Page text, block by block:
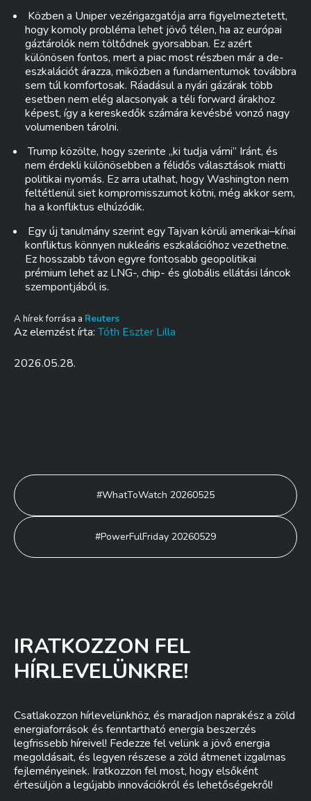
Közben a Uniper vezérigazgatója arra figyelmeztetett,
hogy komoly probléma lehet jövő télen, ha az európai
gáztárolók nem töltődnek gyorsabban. Ez azért
különösen fontos, mert a piac most részben már a de-
eszkalációt árazza, miközben a fundamentumok továbbra
sem túl komfortosak. Ráadásul a nyári gázárak több
esetben nem elég alacsonyak a téli forward árakhoz
képest, így a kereskedők számára kevésbé vonzó nagy
volumenben tárolni.
Trump közölte, hogy szerinte „ki tudja várni” Iránt, és
nem érdekli különösebben a félidős választások miatti
politikai nyomás. Ez arra utalhat, hogy Washington nem
feltétlenül siet kompromisszumot kötni, még akkor sem,
ha a konfliktus elhúzódik.
Egy új tanulmány szerint egy Tajvan körüli amerikai–kínai
konfliktus könnyen nukleáris eszkalációhoz vezethetne.
Ez hosszabb távon egyre fontosabb geopolitikai
prémium lehet az LNG-, chip- és globális ellátási láncok
szempontjából is.
A hírek forrása a Reuters
Az elemzést írta:Tóth Eszter Lilla
2026.05.28.
Bejegyzés
navigáció
#WhatToWatch 20260525
#PowerFulFriday 20260529
IRATKOZZON FEL
HÍRLEVELÜNKRE!
Csatlakozzon hírlevelünkhöz, és maradjon naprakész a zöld
energiaforrások és fenntartható energia beszerzés
legfrissebb híreivel! Fedezze fel velünk a jövő energia
megoldásait, és legyen részese a zöld átmenet izgalmas
fejleményeinek. Iratkozzon fel most, hogy elsőként
értesüljön a legújabb innovációkról és lehetőségekről!